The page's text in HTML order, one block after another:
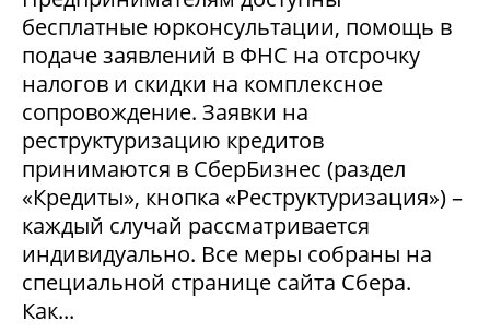
бесплатные юрконсультации, помощь в
подаче заявлений в ФНС на отсрочку
налогов и скидки на комплексное
сопровождение. Заявки на
реструктуризацию кредитов
принимаются в СберБизнес (раздел
«Кредиты», кнопка «Реструктуризация») –
каждый случай рассматривается
индивидуально. Все меры собраны на
специальной странице сайта Сбера.
Как...